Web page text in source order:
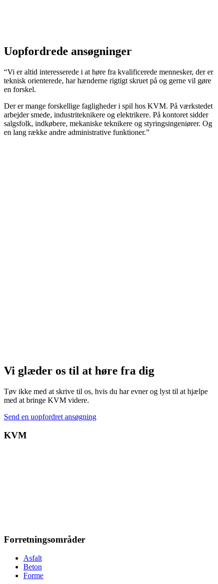
Uopfordrede ansøgninger
“Vi er altid interesserede i at høre fra kvalificerede mennesker, der er
teknisk orienterede, har hænderne rigtigt skruet på og gerne vil gøre
en forskel.
Der er mange forskellige fagligheder i spil hos KVM. På værkstedet
arbejder smede, industriteknikere og elektrikere. På kontoret sidder
salgsfolk, indkøbere, mekaniske teknikere og styringsingeniører. Og
en lang række andre administrative funktioner.”
Vi glæder os til at høre fra dig
Tøv ikke med at skrive til os, hvis du har evner og lyst til at hjælpe
med at bringe KVM videre.
Send en uopfordret ansøgning
KVM
Forretningsområder
Asfalt
Beton
Forme